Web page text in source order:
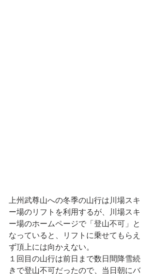
上州武尊山への冬季の山行は川場スキ
ー場のリフトを利用するが、川場スキ
ー場のホームページで「登山不可」と
なっていると、リフトに乗せてもらえ
ず頂上には向かえない。
１回目の山行は前日まで数日間降雪続
きで登山不可だったので、当日朝にバ